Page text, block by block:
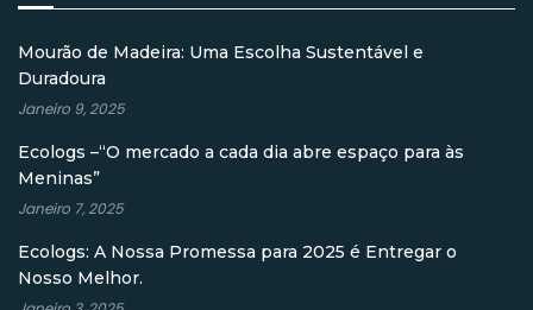
Mourão de Madeira: Uma Escolha Sustentável e
Duradoura
Janeiro 9, 2025
Ecologs –“O mercado a cada dia abre espaço para às
Meninas”
Janeiro 7, 2025
Ecologs: A Nossa Promessa para 2025 é Entregar o
Nosso Melhor.